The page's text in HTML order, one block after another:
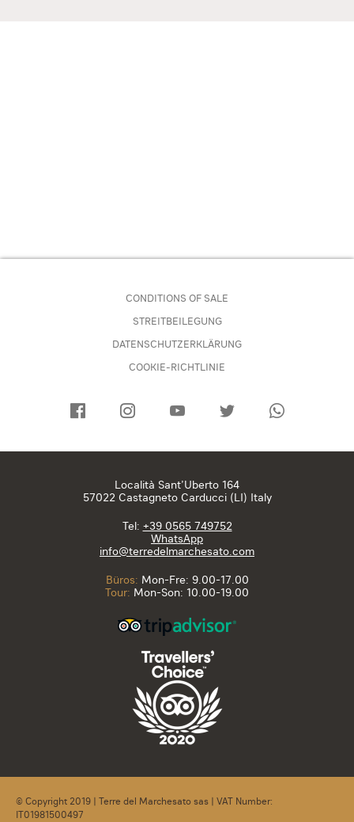
CONDITIONS OF SALE
STREITBEILEGUNG
DATENSCHUTZERKLÄRUNG
COOKIE-RICHTLINIE
Località Sant’Uberto 164
57022 Castagneto Carducci (LI) Italy
Tel: +39 0565 749752
WhatsApp
info@terredelmarchesato.com
Büros: Mon-Fre: 9.00-17.00
Tour: Mon-Son: 10.00-19.00
© Copyright 2019 | Terre del Marchesato sas | VAT Number:
IT01981500497